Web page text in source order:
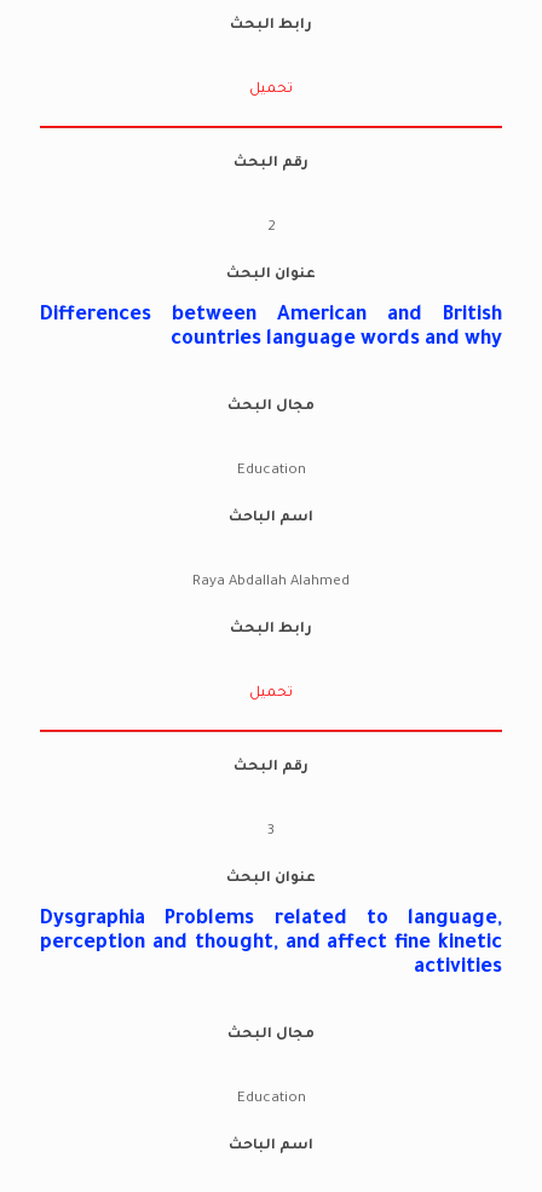
رابط البحث
تحميل
رقم البحث
2
عنوان البحث
Differences between American and British
countries language words and why
مجال البحث
Education
اسم الباحث
Raya Abdallah Alahmed
رابط البحث
تحميل
رقم البحث
3
عنوان البحث
Dysgraphia Problems related to language,
perception and thought, and affect fine kinetic
activities
مجال البحث
Education
اسم الباحث